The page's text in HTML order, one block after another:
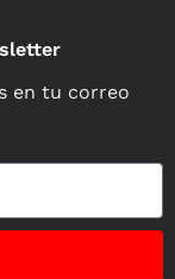
en tu correo